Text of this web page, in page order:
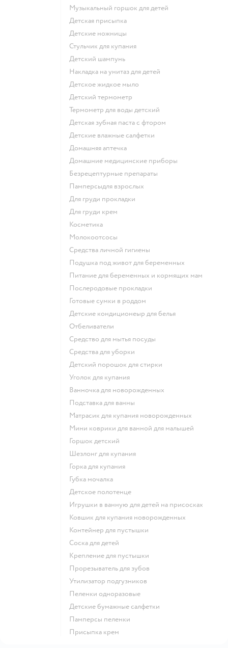
музыкальный горшок для детей
детская присыпка
детские ножницы
стульчик для купания
детский шампунь
накладка на унитаз для детей
детское жидкое мыло
детский термометр
термометр для воды детский
детская зубная паста с фтором
детские влажные салфетки
домашняя аптечка
домашние медицинские приборы
безрецептурные препараты
памперсыдля взрослых
для груди прокладки
для груди крем
косметика
Молокоотсосы
средства личной гигиены
подушка под живот для беременных
питание для беременных и кормящих мам
послеродовые прокладки
готовые сумки в роддом
детские кондиционеыр для белья
отбеливатели
средство для мытья посуды
средства для уборки
детский порошок для стирки
уголок для купания
ванночка для новорожденных
подставка для ванны
матрасик для купания новорожденных
мини коврики для ванной для малышей
горшок детский
шезлонг для купания
горка для купания
губка мочалка
детское полотенце
игрушки в ванную для детей на присосках
ковшик для купания новорожденных
контейнер для пустышки
соска для детей
крепление для пустышки
прорезыватель для зубов
утилизатор подгузников
пеленки одноразовые
детские бумажные салфетки
памперсы пеленки
присыпка крем